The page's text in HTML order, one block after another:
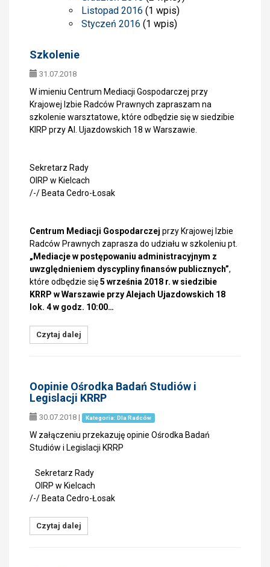
Listopad 2016 (1 wpis)
Styczeń 2016 (1 wpis)
Szkolenie
31.07.2018
W imieniu Centrum Mediacji Gospodarczej przy
Krajowej Izbie Radców Prawnych zapraszam na
szkolenie warsztatowe, które odbędzie się w siedzibie
KIRP przy Al. Ujazdowskich 18 w Warszawie.
Sekretarz Rady
OIRP w Kielcach
/-/ Beata Cedro-Łosak
Centrum Mediacji Gospodarczej przy Krajowej Izbie
Radców Prawnych zaprasza do udziału w szkoleniu pt.
„Mediacje w postępowaniu administracyjnym z
uwzględnieniem dyscypliny finansów publicznych”,
które odbędzie się5 września 2018 r. w siedzibie
KRRP w Warszawie przy Alejach Ujazdowskich 18
lok. 4 w godz. 10:00…
Czytaj dalej
Oopinie Ośrodka Badań Studiów i
Legislacji KRRP
30.07.2018 | Kategoria: Dla Radców
W załączeniu przekazuję opinie Ośrodka Badań
Studiów i Legislacji KRRP
Sekretarz Rady
OIRP w Kielcach
/-/ Beata Cedro-Łosak
Czytaj dalej